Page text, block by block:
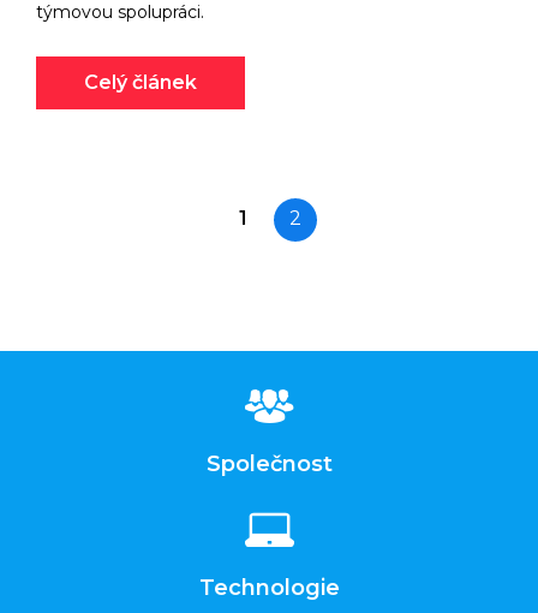
týmovou spolupráci.
Celý článek
1 2
Společnost
Technologie